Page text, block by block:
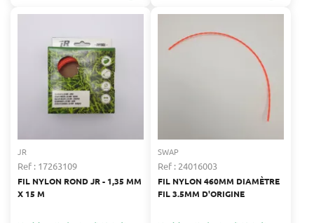
JR
Ref : 17263109
FIL NYLON ROND JR - 1,35 MM
X 15 M
SWAP
Ref : 24016003
FIL NYLON 460MM DIAMÈTRE
FIL 3.5MM D'ORIGINE